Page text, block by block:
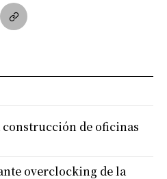
construcción de oficinas
overclocking de la